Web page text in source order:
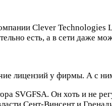
Clever Technologies
есть, а в сети даже
лицензий у фирмы. А с
SVGFSA. Он хоть и не
Сент-Винсент и